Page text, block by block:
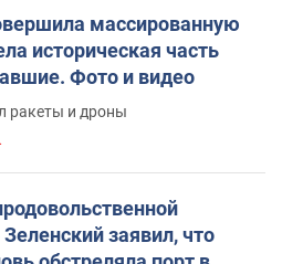
массированную
историческая часть
Фото и видео
ракеты и дроны
заявил, что